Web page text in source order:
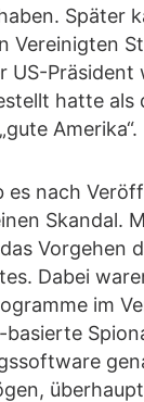
Später
Vereinigten
US-
hatte als
Amerika“.
es nach
Skandal.
Vorgehen
Dabei
im
basierte